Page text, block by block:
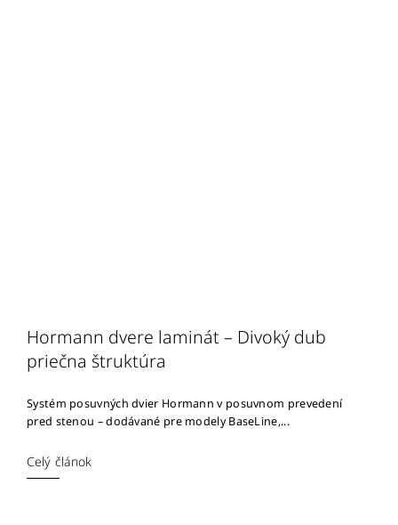
Hormann dvere laminát – Divoký dub
priečna štruktúra
Systém posuvných dvier Hormann v posuvnom prevedení
pred stenou – dodávané pre modely BaseLine,...
Celý článok